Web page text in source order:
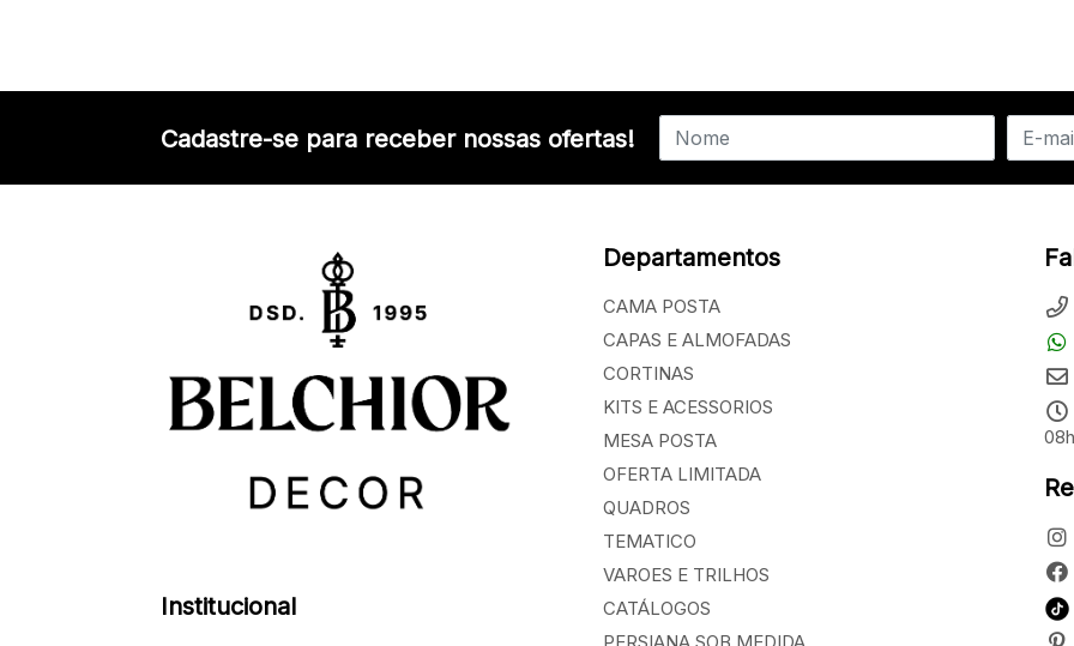
Cadastre-se para receber nossas ofertas!
Institucional
Departamentos
CAMA POSTA
CAPAS E ALMOFADAS
CORTINAS
KITS E ACESSORIOS
MESA POSTA
OFERTA LIMITADA
QUADROS
TEMATICO
VAROES E TRILHOS
CATÁLOGOS